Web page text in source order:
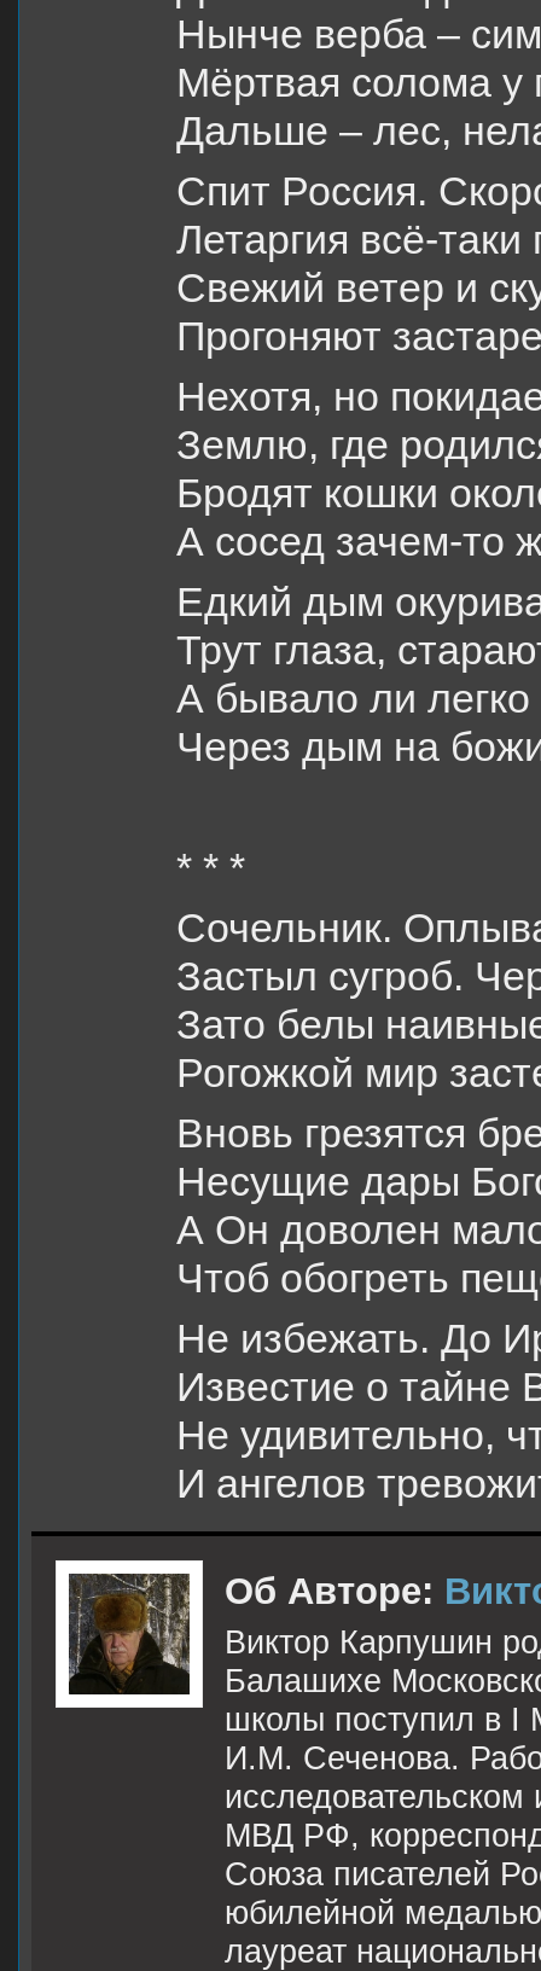
Нынче верба –
Мёртвая солома у
Дальше – лес,
Спит Россия.
Летаргия всё-таки
Свежий ветер и
Прогоняют
Нехотя, но
Землю, где
Бродят кошки
А сосед зачем-то
Едкий дым
Трут глаза,
А бывало ли легко
Через дым на
* * *
Сочельник.
Застыл сугроб.
Зато белы
Рогожкой мир
Вновь грезятся
Несущие дары
А Он доволен
Чтоб обогреть
Не избежать. До
Известие о
Не удивительно,
И ангелов
Об Авторе:
Виктор Карпушин
Балашихе
школы поступил в I
И.М. Сеченова.
МВД РФ,
Союза писателей
юбилейной
лауреат